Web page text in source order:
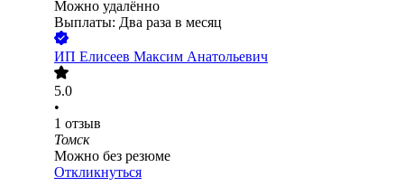
Можно удалённо
Выплаты: Два раза в месяц
ИП Елисеев Максим Анатольевич
5.0
•
1 отзыв
Томск
Можно без резюме
Откликнуться